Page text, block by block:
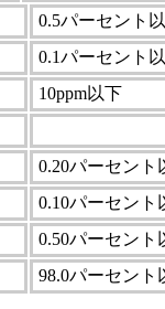
0.5パーセント
0.1パーセント
10ppm以下
0.20パーセント
0.10パーセント
0.50パーセント
98.0パーセント